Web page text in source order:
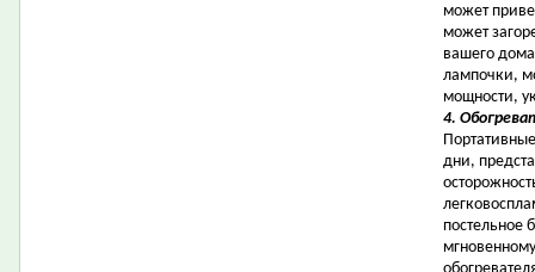
может
может
вашего
лампочки,
мощности,
4.
дни,
постельное